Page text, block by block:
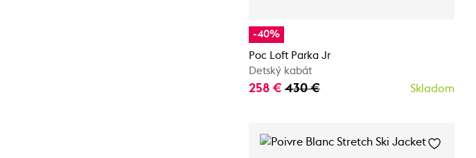
-40%
Poc Loft Parka Jr
Detský kabát
258 € 430 € Skladom